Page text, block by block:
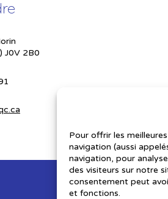
Pour offrir les
navigation (aussi
navigation, pour
des visiteurs sur notre
consentement peut
et fonctions.
J0V 2B0